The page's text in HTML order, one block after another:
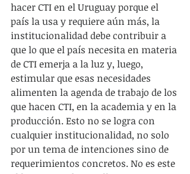
hacer CTI en el Uruguay porque el
país la usa y requiere aún más, la
institucionalidad debe contribuir a
que lo que el país necesita en materia
de CTI emerja a la luz y, luego,
estimular que esas necesidades
alimenten la agenda de trabajo de los
que hacen CTI, en la academia y en la
producción. Esto no se logra con
cualquier institucionalidad, no solo
por un tema de intenciones sino de
requerimientos concretos. No es este